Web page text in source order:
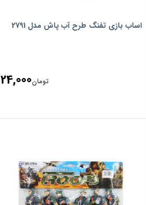
اساب بازی تفنگ طرح آب پاش مدل 2791
تومان24,000